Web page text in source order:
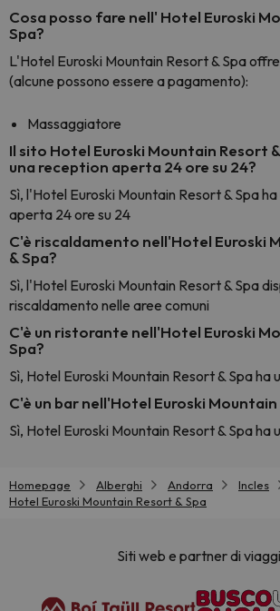
Cosa posso fare nell' Hotel Euroski
Spa?
L'Hotel Euroski Mountain Resort & Spa
(alcune possono essere a pagamento):
Massaggiatore
Il sito Hotel Euroski Mountain Resort
una reception aperta 24 ore su 24?
Sì, l'Hotel Euroski Mountain Resort & Spa
aperta 24 ore su 24
C'è riscaldamento nell'Hotel Euroski
& Spa?
Sì, l'Hotel Euroski Mountain Resort & Spa
riscaldamento nelle aree comuni
C'è un ristorante nell'Hotel Euroski
Spa?
Sì, Hotel Euroski Mountain Resort & Spa ha
C'è un bar nell'Hotel Euroski Mountain
Sì, Hotel Euroski Mountain Resort & Spa ha
Homepage Alberghi Andorra
Incles
Hotel Euroski Mountain Resort & Spa
Siti web e partner di